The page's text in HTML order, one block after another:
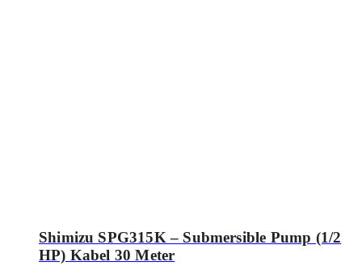
Shimizu SPG315K – Submersible Pump (1/2
HP) Kabel 30 Meter